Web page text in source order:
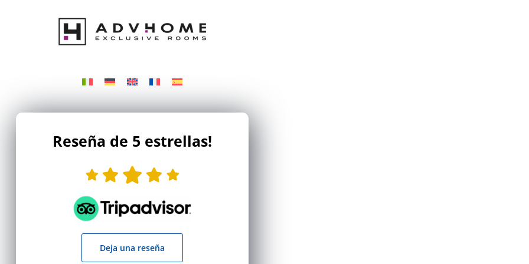
Reseña de 5 estrellas!
Deja una reseña